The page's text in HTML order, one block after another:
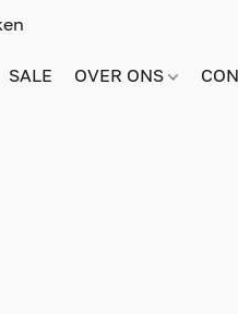
SALE OVER ONS